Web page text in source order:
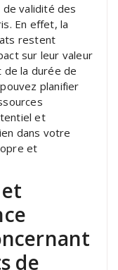
validité des
En effet, la
restent
sur leur valeur
de la durée de
planifier
et
dans votre
et
de